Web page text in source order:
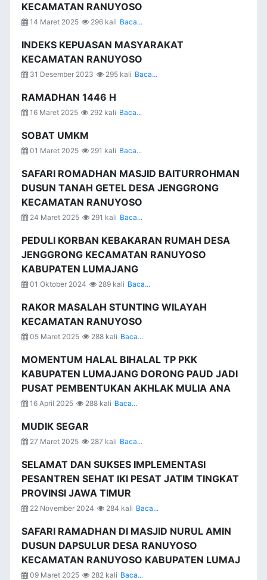
KECAMATAN RANUYOSO
14 Maret 2025 296 kali Baca...
INDEKS KEPUASAN MASYARAKAT
KECAMATAN RANUYOSO
31 Desember 2023 295 kali Baca...
RAMADHAN 1446 H
16 Maret 2025 292 kali Baca...
SOBAT UMKM
01 Maret 2025 291 kali Baca...
SAFARI ROMADHAN MASJID BAITURROHMAN
DUSUN TANAH GETEL DESA JENGGRONG
KECAMATAN RANUYOSO
24 Maret 2025 291 kali Baca...
PEDULI KORBAN KEBAKARAN RUMAH DESA
JENGGRONG KECAMATAN RANUYOSO
KABUPATEN LUMAJANG
01 Oktober 2024 289 kali Baca...
RAKOR MASALAH STUNTING WILAYAH
KECAMATAN RANUYOSO
05 Maret 2025 288 kali Baca...
MOMENTUM HALAL BIHALAL TP PKK
KABUPATEN LUMAJANG DORONG PAUD JADI
PUSAT PEMBENTUKAN AKHLAK MULIA ANA
16 April 2025 288 kali Baca...
MUDIK SEGAR
27 Maret 2025 287 kali Baca...
SELAMAT DAN SUKSES IMPLEMENTASI
PESANTREN SEHAT IKI PESAT JATIM TINGKAT
PROVINSI JAWA TIMUR
22 November 2024 284 kali Baca...
SAFARI RAMADHAN DI MASJID NURUL AMIN
DUSUN DAPSULUR DESA RANUYOSO
KECAMATAN RANUYOSO KABUPATEN LUMAJ
09 Maret 2025 282 kali Baca...